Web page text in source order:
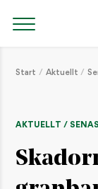
Start Aktuellt
AKTUELLT /